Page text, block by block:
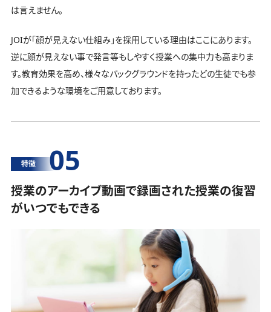
は言えません。
JOIが「顔が見えない仕組み」を採用している理由はここにあります。
逆に顔が見えない事で発言等もしやすく授業への集中力も高まりま
す。教育効果を高め、様々なバックグラウンドを持ったどの生徒でも参
加できるような環境をご用意しております。
特徴 05
授業のアーカイブ動画で録画された授業の復習
がいつでもできる